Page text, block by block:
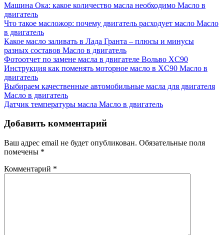
Машина Ока: какое количество масла необходимо Масло в
двигатель
Что такое масложор: почему двигатель расходует масло Масло
в двигатель
Какое масло заливать в Лада Гранта – плюсы и минусы
разных составов Масло в двигатель
Фотоотчет по замене масла в двигателе Вольво XC90
Инструкция как поменять моторное масло в XC90 Масло в
двигатель
Выбираем качественные автомобильные масла для двигателя
Масло в двигатель
Датчик температуры масла Масло в двигатель
Добавить комментарий
Ваш адрес email не будет опубликован. Обязательные поля
помечены *
Комментарий *